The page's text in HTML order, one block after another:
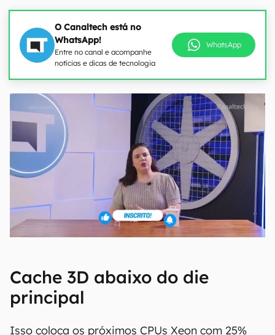
O Canaltech está no
WhatsApp!
Entre no canal e acompanhe
notícias e dicas de tecnologia
WhatsApp
Cache 3D abaixo do die
principal
Isso coloca os próximos CPUs Xeon com 25%